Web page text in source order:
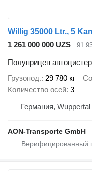
Willig 35000 Ltr., 5
1 261 000 000 UZS
91
Полуприцеп
Грузопод. 29 780 кг
Количество осей 3
Германия, Wuppertal
AON-Transporte GmbH